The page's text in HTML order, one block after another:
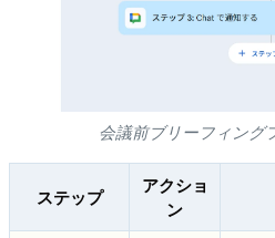
会議前ブリーフィング
ステップ
アクショ
ン